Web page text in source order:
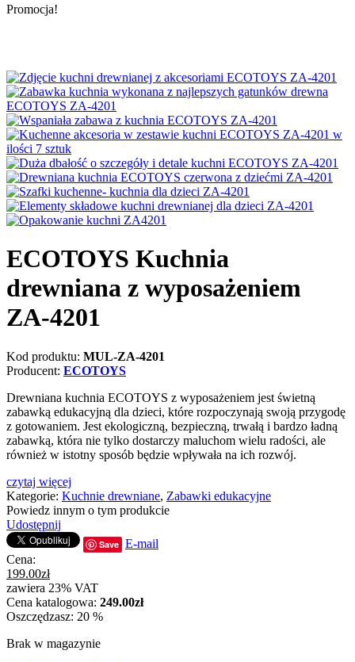
Promocja!
ECOTOYS Kuchnia
drewniana z wyposażeniem
ZA-4201
Kod produktu: MUL-ZA-4201
Producent: ECOTOYS
Drewniana kuchnia ECOTOYS z wyposażeniem jest świetną
zabawką edukacyjną dla dzieci, które rozpoczynają swoją przygodę
z gotowaniem. Jest ekologiczną, bezpieczną, trwałą i bardzo ładną
zabawką, która nie tylko dostarczy maluchom wielu radości, ale
również w istotny sposób będzie wpływała na ich rozwój.
czytaj więcej
Kategorie: Kuchnie drewniane, Zabawki edukacyjne
Powiedz innym o tym produkcie
Udostępnij
Save E-mail
Cena:
199.00zł
zawiera 23% VAT
Cena katalogowa: 249.00zł
Oszczędzasz: 20 %
Brak w magazynie